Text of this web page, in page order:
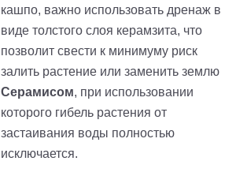
кашпо, важно использовать дренаж в
виде толстого слоя керамзита, что
позволит свести к минимуму риск
залить растение или заменить землю
Серамисом, при использовании
которого гибель растения от
застаивания воды полностью
исключается.